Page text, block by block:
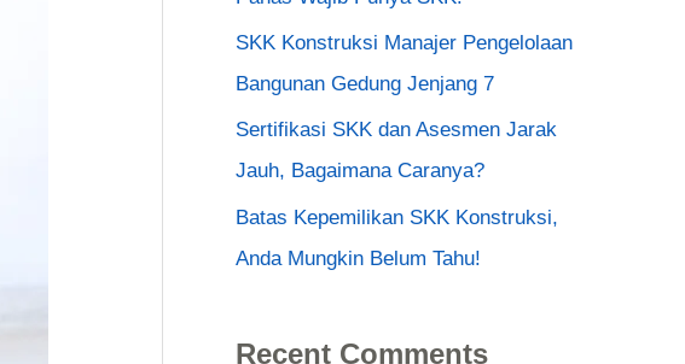
SKK Konstruksi Manajer Pengelolaan
Bangunan Gedung Jenjang 7
Sertifikasi SKK dan Asesmen Jarak
Jauh, Bagaimana Caranya?
Batas Kepemilikan SKK Konstruksi,
Anda Mungkin Belum Tahu!
Recent Comments